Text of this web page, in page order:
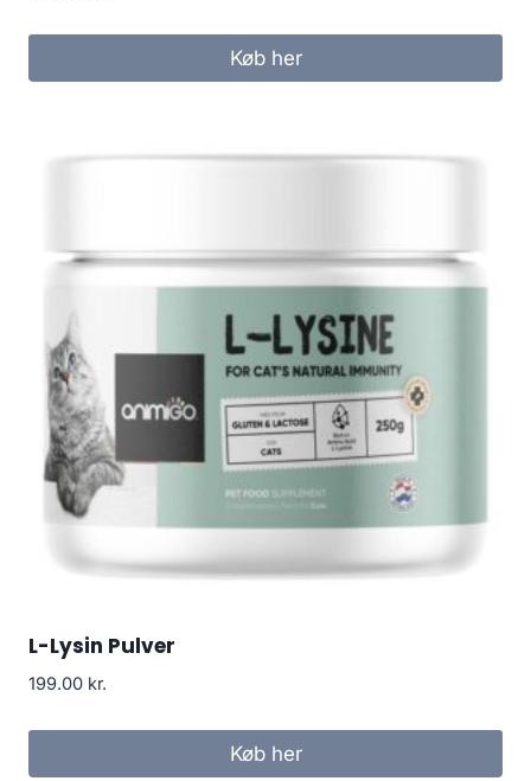
Køb her
L-Lysin Pulver
199.00 kr.
Køb her